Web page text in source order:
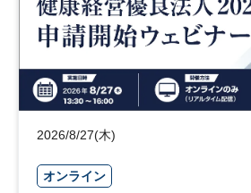
2026/8/27(木)
オンライン